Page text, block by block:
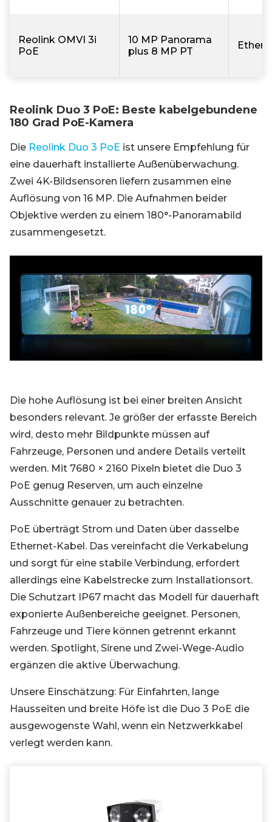
Reolink OMVI 3i
PoE
10 MP Panorama
plus 8 MP PT
Reolink Duo 3 PoE: Beste kabelgebundene
180 Grad PoE-Kamera
Die Reolink Duo 3 PoE ist unsere Empfehlung für
eine dauerhaft installierte Außenüberwachung.
Zwei 4K-Bildsensoren liefern zusammen eine
Auflösung von 16 MP. Die Aufnahmen beider
Objektive werden zu einem 180°-Panoramabild
zusammengesetzt.
Die hohe Auflösung ist bei einer breiten Ansicht
besonders relevant. Je größer der erfasste Bereich
wird, desto mehr Bildpunkte müssen auf
Fahrzeuge, Personen und andere Details verteilt
werden. Mit 7680 × 2160 Pixeln bietet die Duo 3
PoE genug Reserven, um auch einzelne
Ausschnitte genauer zu betrachten.
PoE überträgt Strom und Daten über dasselbe
Ethernet-Kabel. Das vereinfacht die Verkabelung
und sorgt für eine stabile Verbindung, erfordert
allerdings eine Kabelstrecke zum Installationsort.
Die Schutzart IP67 macht das Modell für dauerhaft
exponierte Außenbereiche geeignet. Personen,
Fahrzeuge und Tiere können getrennt erkannt
werden. Spotlight, Sirene und Zwei-Wege-Audio
ergänzen die aktive Überwachung.
Unsere Einschätzung: Für Einfahrten, lange
Hausseiten und breite Höfe ist die Duo 3 PoE die
ausgewogenste Wahl, wenn ein Netzwerkkabel
verlegt werden kann.